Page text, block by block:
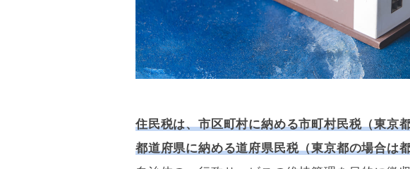
住民税は、市区町村に納める市町村民税（東京
都道府県に納める道府県民税（東京都の場合は